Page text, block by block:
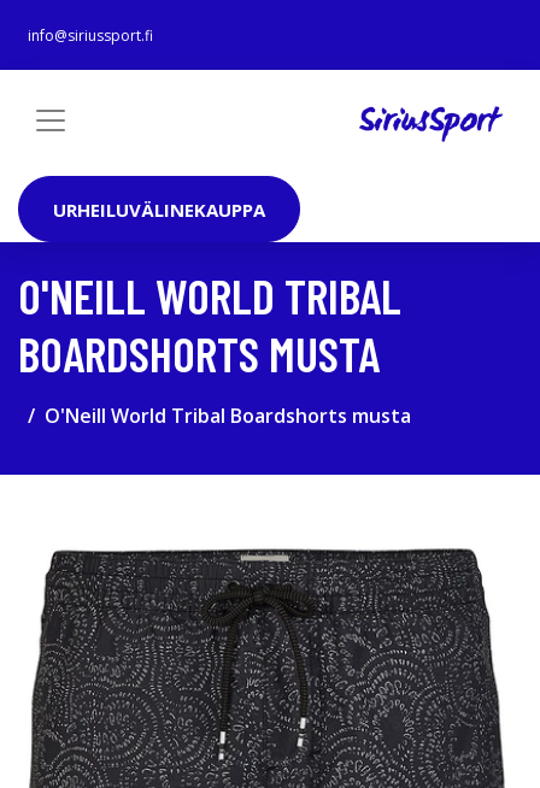
info@siriussport.fi
URHEILUVÄLINEKAUPPA
O'NEILL WORLD TRIBAL
BOARDSHORTS MUSTA
O'Neill World Tribal Boardshorts musta